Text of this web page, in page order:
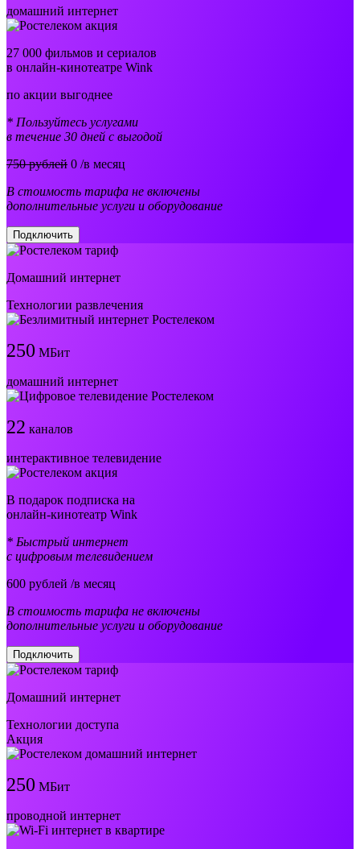
домашний интернет
27 000 фильмов и сериалов
в онлайн-кинотеатре Wink
по акции выгоднее
* Пользуйтесь услугами
в течение 30 дней с выгодой
750 рублей 0 /в месяц
В стоимость тарифа не включены
дополнительные услуги и оборудование
Подключить
Домашний интернет
Технологии развлечения
250 МБит
домашний интернет
22 каналов
интерактивное телевидение
В подарок подписка на
онлайн-кинотеатр Wink
* Быстрый интернет
с цифровым телевидением
600 рублей /в месяц
В стоимость тарифа не включены
дополнительные услуги и оборудование
Подключить
Домашний интернет
Технологии доступа
Акция
250 МБит
проводной интернет